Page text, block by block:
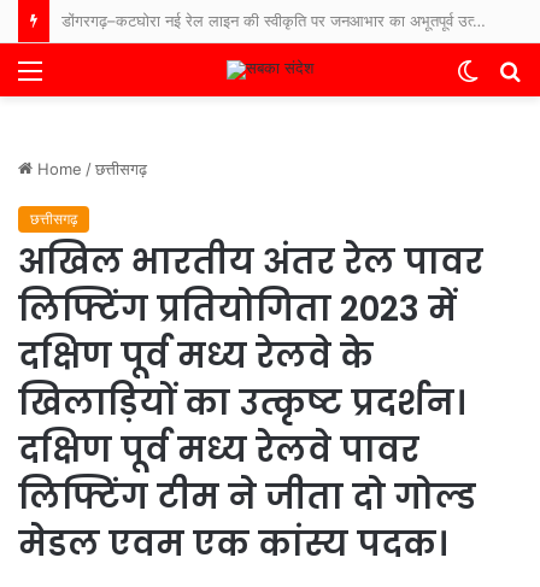
कोटा नगरपालिका के कर्मचारी हड़ताल पर, सांसद प्रतिनिधि, एल्डरमैन पर लगाए आरोप कहा काम नहीं करने देते, एल्डरमैन और सांसद प्रतिनिधि ने कहा कर्मचारी कई साल से यहां टिके है इसलिए काम करना नहीं चाहते ।
Menu
Switch
Home /छत्तीसगढ़
छत्तीसगढ़
अखिल भारतीय अंतर रेल पावर
लिफ्टिंग प्रतियोगिता 2023 में
दक्षिण पूर्व मध्य रेलवे के
खिलाड़ियों का उत्कृष्ट प्रदर्शन।
दक्षिण पूर्व मध्य रेलवे पावर
लिफ्टिंग टीम ने जीता दो गोल्ड
मेडल एवम एक कांस्य पदक।